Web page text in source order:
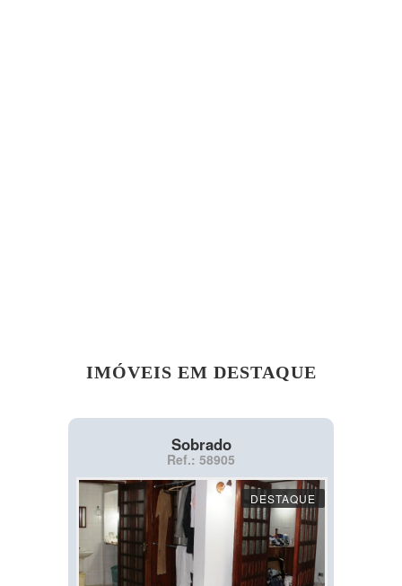
IMÓVEIS EM DESTAQUE
Sobrado
Ref.: 58905
DESTAQUE